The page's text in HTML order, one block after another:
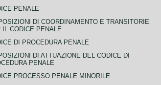
PENALE
DI COORDINAMENTO E TRANSITORIE
IL CODICE PENALE
DI PROCEDURA PENALE
DI ATTUAZIONE DEL CODICE DI
PENALE
PROCESSO PENALE MINORILE